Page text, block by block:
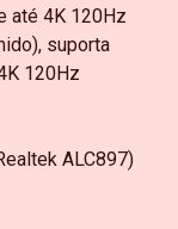
até 4K 120Hz
suporta
120Hz
ALC897)